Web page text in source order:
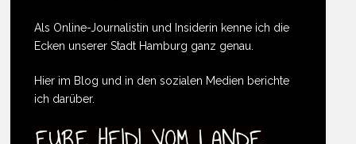
Als Online-Journalistin und Insiderin kenne ich die
Ecken unserer Stadt Hamburg ganz genau.
Hier im Blog und in den sozialen Medien berichte
ich darüber.